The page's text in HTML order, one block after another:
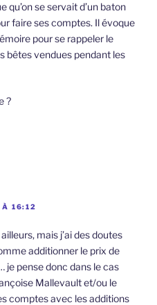
qu’on se servait d’un baton
faire ses comptes. Il évoque
pour se rappeler le
bêtes vendues pendant les
?
16:12
mais j’ai des doutes
additionner le prix de
je pense donc dans le cas
Mallevault et/ou le
comptes avec les additions